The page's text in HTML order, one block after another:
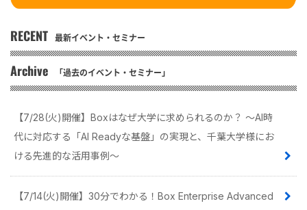
RECENT 最新イベント・セミナー
Archive 「過去のイベント・セミナー」
【7/28(火)開催】Boxはなぜ大学に求められるのか？ 〜AI時
代に対応する「AI Readyな基盤」の実現と、千葉大学様にお
ける先進的な活用事例〜
【7/14(火)開催】30分でわかる！Box Enterprise Advanced